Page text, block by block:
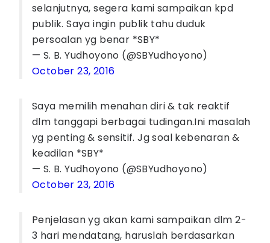
selanjutnya, segera kami sampaikan kpd
publik. Saya ingin publik tahu duduk
persoalan yg benar *SBY*
— S. B. Yudhoyono (@SBYudhoyono)
October 23, 2016
Saya memilih menahan diri & tak reaktif
dlm tanggapi berbagai tudingan.Ini masalah
yg penting & sensitif. Jg soal kebenaran &
keadilan *SBY*
— S. B. Yudhoyono (@SBYudhoyono)
October 23, 2016
Penjelasan yg akan kami sampaikan dlm 2-
3 hari mendatang, haruslah berdasarkan